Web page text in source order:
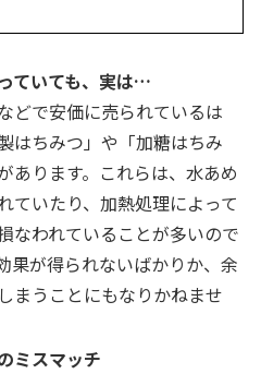
ていても、実は…
どで安価に売られているは
はちみつ」や「加糖はちみ
あります。これらは、水あめ
ていたり、加熱処理によって
なわれていることが多いので
果が得られないばかりか、余
まうことにもなりかねませ
ミスマッチ